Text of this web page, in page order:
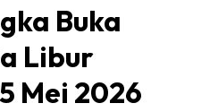
Buka
Libur
Mei 2026